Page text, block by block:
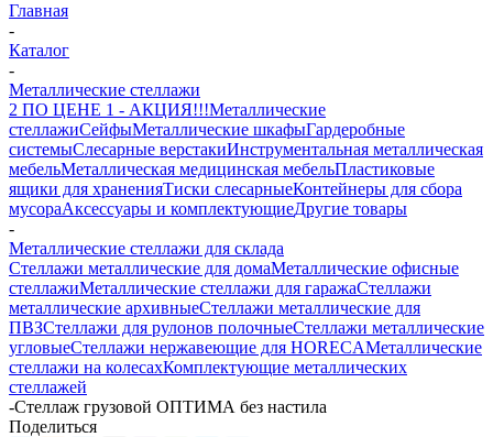
Главная
-
Каталог
-
Металлические стеллажи
2 ПО ЦЕНЕ 1 - АКЦИЯ!!!Металлические
стеллажиСейфыМеталлические шкафыГардеробные
системыСлесарные верстакиИнструментальная металлическая
мебельМеталлическая медицинская мебельПластиковые
ящики для храненияТиски слесарныеКонтейнеры для сбора
мусораАксессуары и комплектующиеДругие товары
-
Металлические стеллажи для склада
Стеллажи металлические для домаМеталлические офисные
стеллажиМеталлические стеллажи для гаражаСтеллажи
металлические архивныеСтеллажи металлические для
ПВЗСтеллажи для рулонов полочныеСтеллажи металлические
угловыеСтеллажи нержавеющие для HORECAМеталлические
стеллажи на колесахКомплектующие металлических
стеллажей
-Стеллаж грузовой ОПТИМА без настила
Поделиться